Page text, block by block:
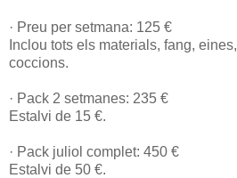
· Preu per setmana: 125 €
Inclou tots els materials, fang,
coccions.
· Pack 2 setmanes: 235 €
Estalvi de 15 €.
· Pack juliol complet: 450 €
Estalvi de 50 €.